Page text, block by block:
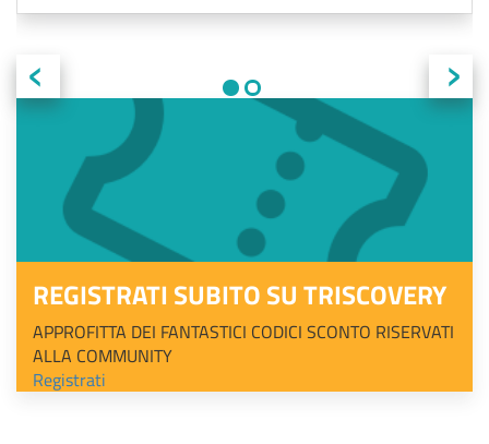
‹ ›
REGISTRATI SUBITO SU TRISCOVERY
APPROFITTA DEI FANTASTICI CODICI SCONTO RISERVATI
ALLA COMMUNITY
Registrati